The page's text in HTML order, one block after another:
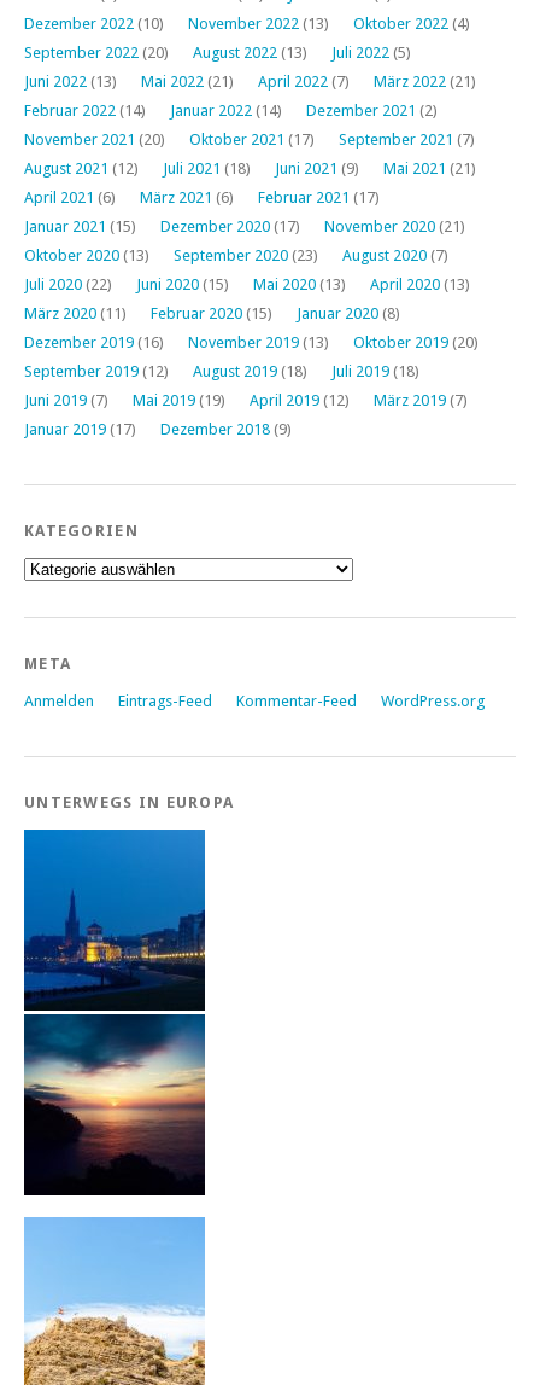
Dezember 2022 (10) November 2022 (13) Oktober 2022 (4)
September 2022 (20) August 2022 (13) Juli 2022 (5)
Juni 2022 (13) Mai 2022 (21) April 2022 (7) März 2022 (21)
Februar 2022 (14) Januar 2022 (14) Dezember 2021 (2)
November 2021 (20) Oktober 2021 (17) September 2021 (7)
August 2021 (12) Juli 2021 (18) Juni 2021 (9) Mai 2021 (21)
April 2021 (6) März 2021 (6) Februar 2021 (17)
Januar 2021 (15) Dezember 2020 (17) November 2020 (21)
Oktober 2020 (13) September 2020 (23) August 2020 (7)
Juli 2020 (22) Juni 2020 (15) Mai 2020 (13) April 2020 (13)
März 2020 (11) Februar 2020 (15) Januar 2020 (8)
Dezember 2019 (16) November 2019 (13) Oktober 2019 (20)
September 2019 (12) August 2019 (18) Juli 2019 (18)
Juni 2019 (7) Mai 2019 (19) April 2019 (12) März 2019 (7)
Januar 2019 (17) Dezember 2018 (9)
KATEGORIEN
Kategorien
META
Anmelden Eintrags-Feed Kommentar-Feed WordPress.org
UNTERWEGS IN EUROPA